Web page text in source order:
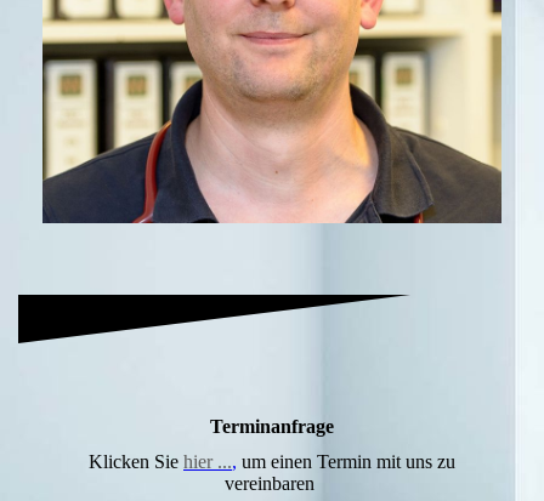
Terminanfrage
Klicken Sie hier ..., um einen Termin mit uns zu
vereinbaren